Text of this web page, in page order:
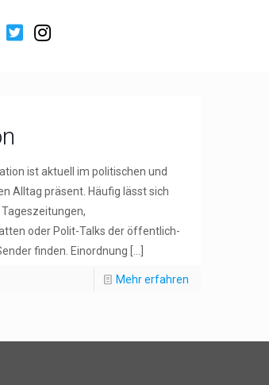
ist aktuell im politischen und
Alltag präsent. Häufig lässt sich
oder Polit-Talks der öffentlich-
finden. Einordnung
Mehr erfahren